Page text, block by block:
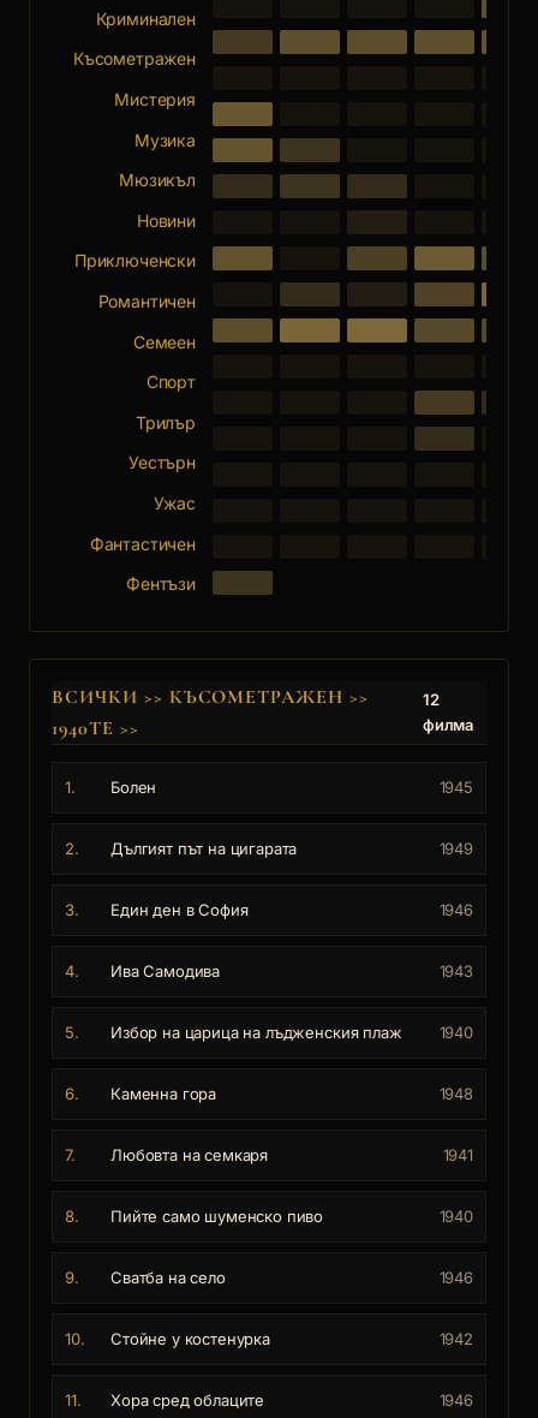
Криминален
Късометражен
Мистерия
Музика
Мюзикъл
Новини
Приключенски
Романтичен
Семеен
Спорт
Трилър
Уестърн
Ужас
Фантастичен
Фентъзи
ВСИЧКИ >> КЪСОМЕТРАЖЕН >>
1940ТЕ >>
12
филма
1. Болен 1945
2. Дългият път на цигарата 1949
3. Един ден в София 1946
4. Ива Самодива 1943
5. Избор на царица на лъдженския плаж 1940
6. Каменна гора 1948
7. Любовта на семкаря 1941
8. Пийте само шуменско пиво 1940
9. Сватба на село 1946
10. Стойне у костенурка 1942
11. Хора сред облаците 1946